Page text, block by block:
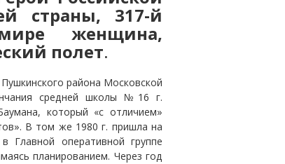
страны, 317-й
женщина,
полет.
района Московской
средней школы №16 г.
который «с отличием»
В том же 1980 г. пришла на
Главной оперативной группе
планированием. Через год